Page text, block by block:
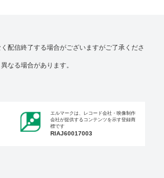
配信終了する場合がございますがご了承くださ
なる場合があります。
エルマークは、レコード会社・映像制作
会社が提供するコンテンツを示す登録商
標です
RIAJ60017003